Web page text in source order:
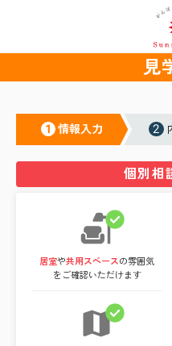
見
1 情報入力 2
個別相
居室や共用スペースの雰囲気
をご確認いただけます